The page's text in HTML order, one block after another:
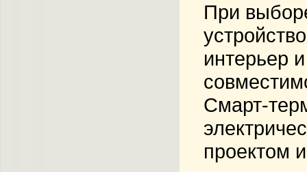
При
интерьер
Смарт-
проектом